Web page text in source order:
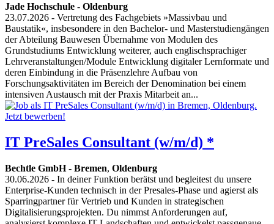
Jade Hochschule - Oldenburg
23.07.2026 - Vertretung des Fachgebiets »Massivbau und
Baustatik«, insbesondere in den Bachelor- und Masterstudiengängen
der Abteilung Bauwesen Übernahme von Modulen des
Grundstudiums Entwicklung weiterer, auch englischsprachiger
Lehrveranstaltungen/​Module Entwicklung digitaler Lernformate und
deren Einbindung in die Präsenzlehre Aufbau von
Forschungsaktivitäten im Bereich der Denomination bei einem
intensiven Austausch mit der Praxis Mitarbeit an...
IT PreSales Consultant (w/m/d) *
Bechtle GmbH- Bremen, Oldenburg
30.06.2026 - In deiner Funktion berätst und begleitest du unsere
Enterprise-Kunden technisch in der Presales-Phase und agierst als
Sparringpartner für Vertrieb und Kunden in strategischen
Digitalisierungsprojekten. Du nimmst Anforderungen auf,